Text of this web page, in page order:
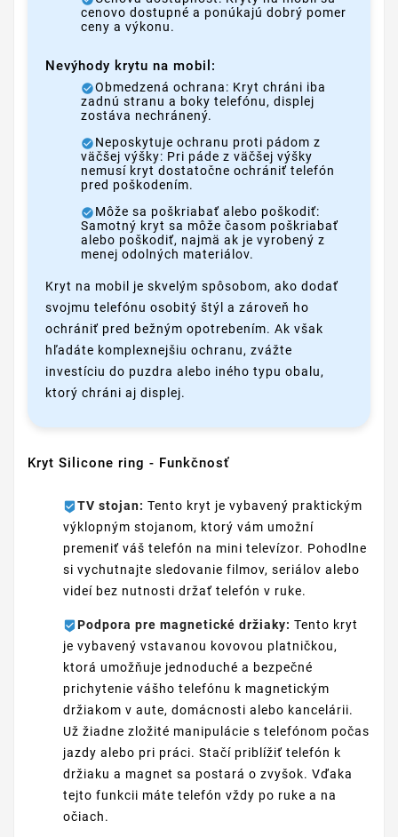
cenovo dostupné a ponúkajú dobrý pomer
ceny a výkonu.
Nevýhody krytu na mobil:
Obmedzená ochrana: Kryt chráni iba
zadnú stranu a boky telefónu, displej
zostáva nechránený.
Neposkytuje ochranu proti pádom z
väčšej výšky: Pri páde z väčšej výšky
nemusí kryt dostatočne ochrániť telefón
pred poškodením.
Môže sa poškriabať alebo poškodiť:
Samotný kryt sa môže časom poškriabať
alebo poškodiť, najmä ak je vyrobený z
menej odolných materiálov.
Kryt na mobil je skvelým spôsobom, ako dodať
svojmu telefónu osobitý štýl a zároveň ho
ochrániť pred bežným opotrebením. Ak však
hľadáte komplexnejšiu ochranu, zvážte
investíciu do puzdra alebo iného typu obalu,
ktorý chráni aj displej.
Kryt Silicone ring - Funkčnosť
TV stojan: Tento kryt je vybavený praktickým
výklopným stojanom, ktorý vám umožní
premeniť váš telefón na mini televízor. Pohodlne
si vychutnajte sledovanie filmov, seriálov alebo
videí bez nutnosti držať telefón v ruke.
Podpora pre magnetické držiaky: Tento kryt
je vybavený vstavanou kovovou platničkou,
ktorá umožňuje jednoduché a bezpečné
prichytenie vášho telefónu k magnetickým
držiakom v aute, domácnosti alebo kancelárii.
Už žiadne zložité manipulácie s telefónom počas
jazdy alebo pri práci. Stačí priblížiť telefón k
držiaku a magnet sa postará o zvyšok. Vďaka
tejto funkcii máte telefón vždy po ruke a na
očiach.